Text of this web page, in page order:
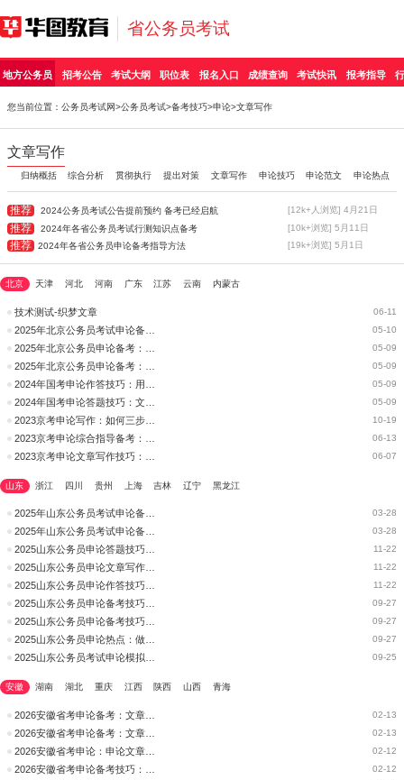
省公务员考试
地方公务员 招考公告 考试大纲 职位表 报名入口 成绩查询 考试快讯 报考指导
您当前位置： 公务员考试网>公务员考试>备考技巧>申论>文章写作
文章写作
归纳概括 综合分析 贯彻执行 提出对策 文章写作 申论技巧 申论范文 申论热点
推荐 2024公务员考试公告提前预约 备考已经启航 [12k+人浏览] 4月21日
推荐 2024年各省公务员考试行测知识点备考 [10k+浏览] 5月11日
推荐 2024年各省公务员申论备考指导方法 [19k+浏览] 5月1日
北京 天津 河北 河南 广东 江苏 云南 内蒙古
06-11
技术测试-织梦文章
05-10
05-09
05-09
05-09
05-09
10-19
06-13
06-07
山东 浙江 四川 贵州 上海 吉林 辽宁 黑龙江
03-28
03-28
11-22
11-22
11-22
09-27
09-27
09-27
09-25
安徽 湖南 湖北 重庆 江西 陕西 山西 青海
02-13
02-13
02-12
02-12